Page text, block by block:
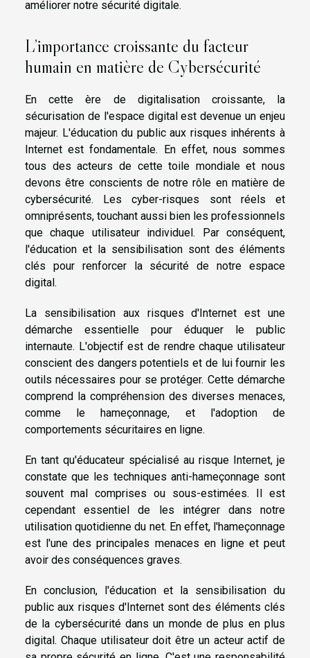
améliorer notre sécurité digitale.
L’importance croissante du facteur
humain en matière de Cybersécurité
En cette ère de digitalisation croissante, la
sécurisation de l'espace digital est devenue un enjeu
majeur. L'éducation du public aux risques inhérents à
Internet est fondamentale. En effet, nous sommes
tous des acteurs de cette toile mondiale et nous
devons être conscients de notre rôle en matière de
cybersécurité. Les cyber-risques sont réels et
omniprésents, touchant aussi bien les professionnels
que chaque utilisateur individuel. Par conséquent,
l'éducation et la sensibilisation sont des éléments
clés pour renforcer la sécurité de notre espace
digital.
La sensibilisation aux risques d'Internet est une
démarche essentielle pour éduquer le public
internaute. L'objectif est de rendre chaque utilisateur
conscient des dangers potentiels et de lui fournir les
outils nécessaires pour se protéger. Cette démarche
comprend la compréhension des diverses menaces,
comme le hameçonnage, et l'adoption de
comportements sécuritaires en ligne.
En tant qu'éducateur spécialisé au risque Internet, je
constate que les techniques anti-hameçonnage sont
souvent mal comprises ou sous-estimées. Il est
cependant essentiel de les intégrer dans notre
utilisation quotidienne du net. En effet, l'hameçonnage
est l'une des principales menaces en ligne et peut
avoir des conséquences graves.
En conclusion, l'éducation et la sensibilisation du
public aux risques d'Internet sont des éléments clés
de la cybersécurité dans un monde de plus en plus
digital. Chaque utilisateur doit être un acteur actif de